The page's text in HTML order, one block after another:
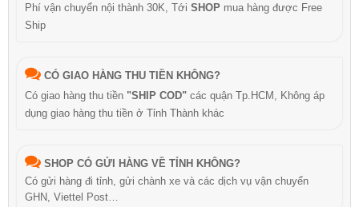
Phí vận chuyển nội thành 30K, Tới SHOP mua hàng được Free
Ship
CÓ GIAO HÀNG THU TIỀN KHÔNG?
Có giao hàng thu tiền "SHIP COD" các quận Tp.HCM, Không áp
dụng giao hàng thu tiền ở Tỉnh Thành khác
SHOP CÓ GỬI HÀNG VỀ TỈNH KHÔNG?
Có gửi hàng đi tỉnh, gửi chành xe và các dịch vụ vận chuyển
GHN, Viettel Post…